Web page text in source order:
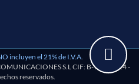
incluyen el 21% de I.V.A.
S.L CIF: B-97193114 -
reservados.